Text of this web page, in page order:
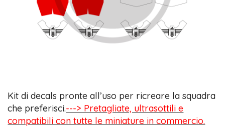
Kit di decals pronte all’uso per ricreare la squadra
che preferisci.---> Pretagliate, ultrasottili e
compatibili con tutte le miniature in commercio.